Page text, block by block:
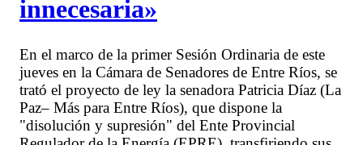
innecesaria»
En el marco de la primer Sesión Ordinaria de este
jueves en la Cámara de Senadores de Entre Ríos, se
trató el proyecto de ley la senadora Patricia Díaz (La
Paz– Más para Entre Ríos), que dispone la
"disolución y supresión" del Ente Provincial